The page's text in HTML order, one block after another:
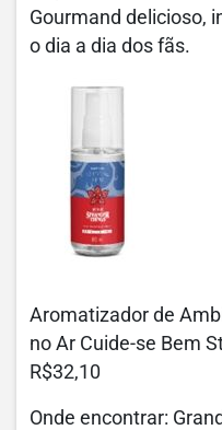
Gourmand delicioso,
o dia a dia dos fãs.
Aromatizador de
no Ar Cuide-se Bem
R$32,10
Onde encontrar: